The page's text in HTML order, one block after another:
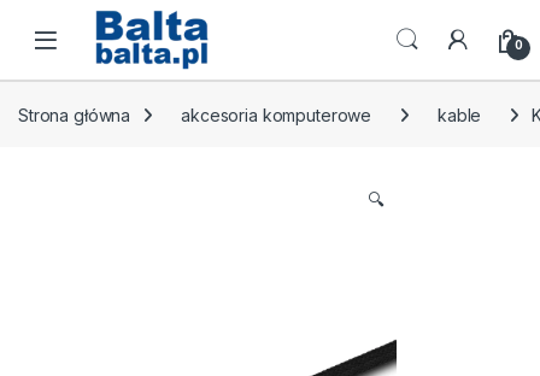
Skip to navigation
Skip to content
Open 0
Strona główna akcesoria komputerowe kable
🔍